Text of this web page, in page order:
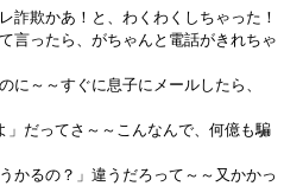
詐欺かあ！と、わくわくしちゃった！
言ったら、がちゃんと電話がきれちゃ
に～～すぐに息子にメールしたら、
だってさ～～こんなんで、何億も騙
かるの？」違うだろって～～又かかっ